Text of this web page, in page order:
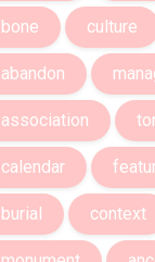
bone culture
abandon
association
calendar
burial context